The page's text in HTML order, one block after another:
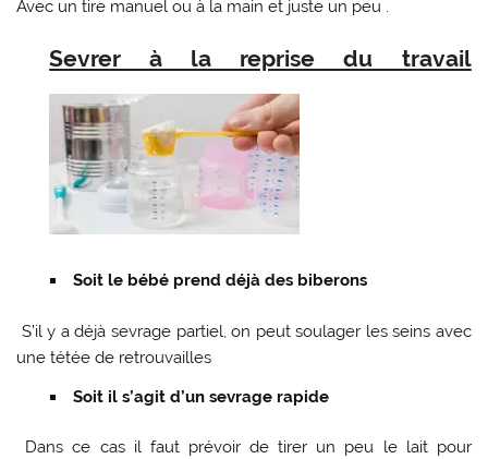
Avec un tire manuel ou à la main et juste un peu .
Sevrer à la reprise du travail
Soit le bébé prend déjà des biberons
S’il y a déjà sevrage partiel, on peut soulager les seins avec
une tétée de retrouvailles
Soit il s’agit d’un sevrage rapide
Dans ce cas il faut prévoir de tirer un peu le lait pour